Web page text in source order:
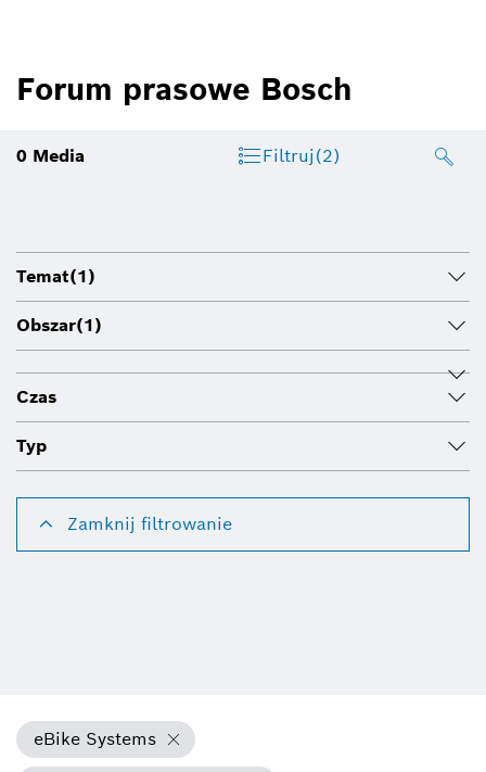
Forum prasowe Bosch
0 Media Filtruj(2)
Temat(1)
Obszar(1)
Czas
Typ
Zamknij filtrowanie
eBike Systems